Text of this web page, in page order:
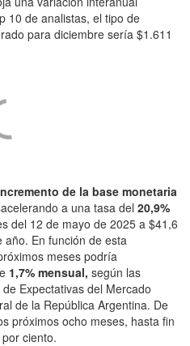
10 de analistas, el tipo de
para diciembre sería $1.611
de la base monetaria
a una tasa del 20,9%
del 12 de mayo de 2025 a $41,6
En función de esta
meses podría
1,7% mensual, según las
Expectativas del Mercado
de la República Argentina. De
próximos ocho meses, hasta fin
ciento.